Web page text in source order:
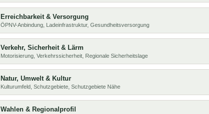
Erreichbarkeit & Versorgung
ÖPNV-Anbindung, Ladeinfrastruktur, Gesundheitsversorgung
Verkehr, Sicherheit & Lärm
Motorisierung, Verkehrssicherheit, Regionale Sicherheitslage
Natur, Umwelt & Kultur
Kulturumfeld, Schutzgebiete, Schutzgebiete Nähe
Wahlen & Regionalprofil